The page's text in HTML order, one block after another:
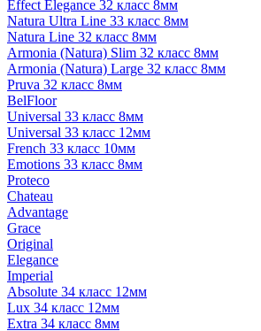
Effect Elegance 32 класс 8мм
Natura Ultra Line 33 класс 8мм
Natura Line 32 класс 8мм
Armonia (Natura) Slim 32 класс 8мм
Armonia (Natura) Large 32 класс 8мм
Pruva 32 класс 8мм
BelFloor
Universal 33 класс 8мм
Universal 33 класс 12мм
French 33 класс 10мм
Emotions 33 класс 8мм
Proteco
Chateau
Advantage
Grace
Original
Elegance
Imperial
Absolute 34 класс 12мм
Lux 34 класс 12мм
Extra 34 класс 8мм